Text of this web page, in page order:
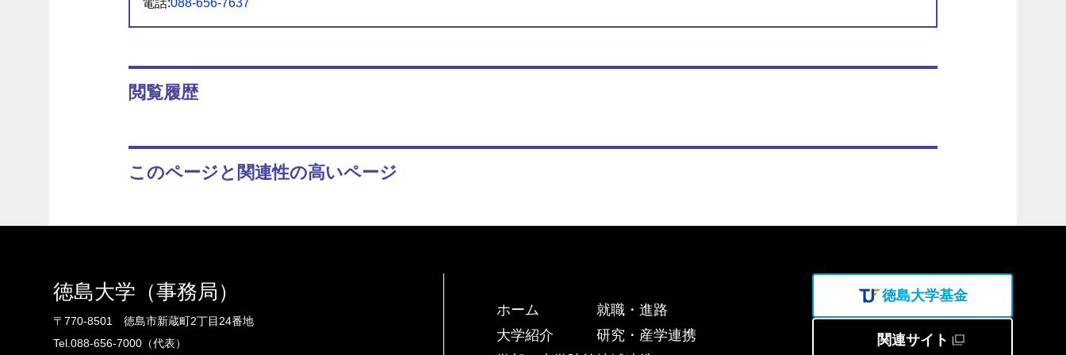
閲覧履歴
このページと関連性の高いページ
徳島大学（事務局）
〒770-8501 徳島市新蔵町2丁目24番地
Tel.088-656-7000（代表）
ホーム
大学紹介
就職・進路
研究・産学連携
徳島大学基金
関連サイト